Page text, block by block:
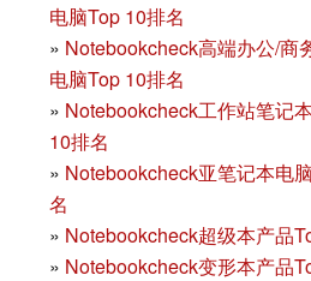
电脑Top 10排名
» Notebookcheck高端办公/商
电脑Top 10排名
» Notebookcheck工作站笔记
10排名
» Notebookcheck亚笔记本电
名
» Notebookcheck超级本产品
» Notebookcheck变形本产品